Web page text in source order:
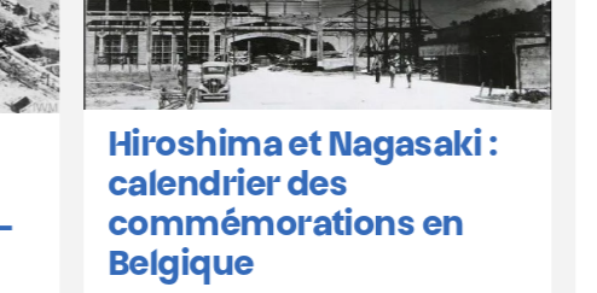
La CNAPD recrute des
bénévoles !
Des personnes oisives ou oiseaux,
ordinaires donc extraordinaires,
avec un peu de temps libre et l’envie
de s’investir…